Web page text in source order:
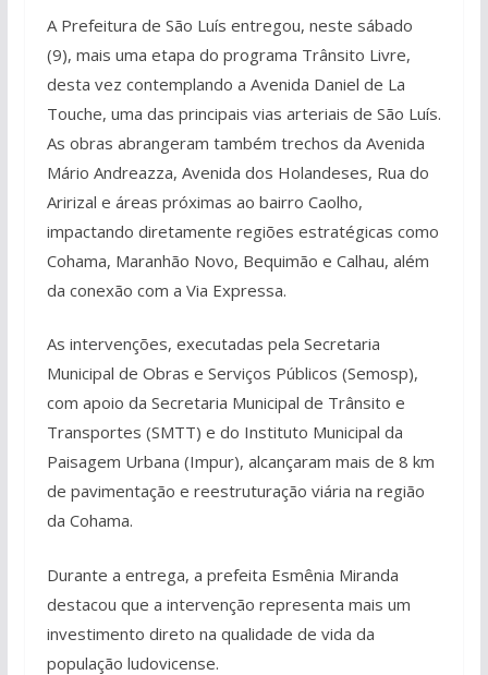
A Prefeitura de São Luís entregou, neste sábado
(9), mais uma etapa do programa Trânsito Livre,
desta vez contemplando a Avenida Daniel de La
Touche, uma das principais vias arteriais de São Luís.
As obras abrangeram também trechos da Avenida
Mário Andreazza, Avenida dos Holandeses, Rua do
Aririzal e áreas próximas ao bairro Caolho,
impactando diretamente regiões estratégicas como
Cohama, Maranhão Novo, Bequimão e Calhau, além
da conexão com a Via Expressa.
As intervenções, executadas pela Secretaria
Municipal de Obras e Serviços Públicos (Semosp),
com apoio da Secretaria Municipal de Trânsito e
Transportes (SMTT) e do Instituto Municipal da
Paisagem Urbana (Impur), alcançaram mais de 8 km
de pavimentação e reestruturação viária na região
da Cohama.
Durante a entrega, a prefeita Esmênia Miranda
destacou que a intervenção representa mais um
investimento direto na qualidade de vida da
população ludovicense.